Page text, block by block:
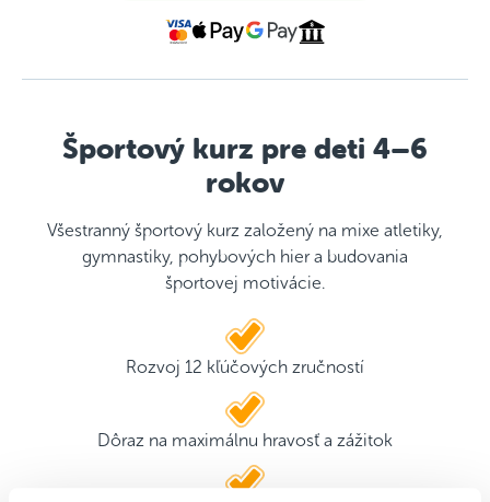
Športový kurz pre deti 4–6
rokov
Všestranný športový kurz založený na mixe atletiky,
gymnastiky, pohybových hier a budovania
športovej motivácie.
Rozvoj 12 kľúčových zručností
Dôraz na maximálnu hravosť a zážitok